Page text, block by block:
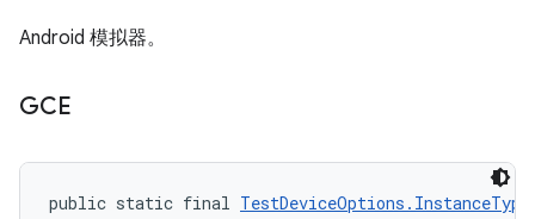
Android 模拟器。
GCE
public static final TestDeviceOptions.InstanceType